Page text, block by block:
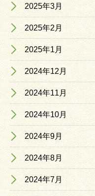
2025年3月
2025年2月
2025年1月
2024年12月
2024年11月
2024年10月
2024年9月
2024年8月
2024年7月